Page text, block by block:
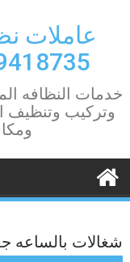
contentعاملات
0549362075
خدمات النظافه
وتركيب وتنظيف
شغالات بالساعه جدة